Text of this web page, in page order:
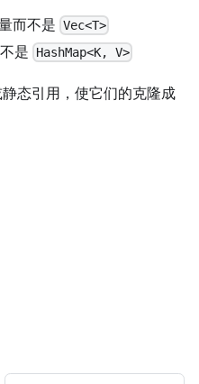
而不是 Vec<T>
是 HashMap<K, V>
静态引用，使它们的克隆成